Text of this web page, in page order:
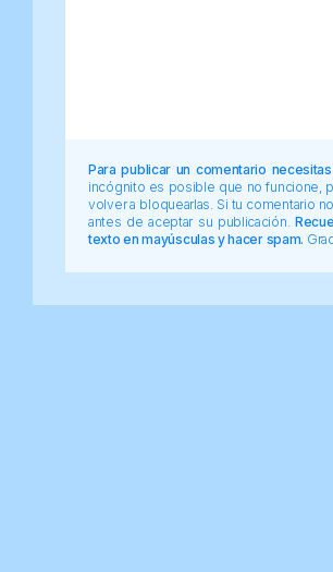
Para publicar un comentario
incógnito es posible que no funcione,
volver a bloquearlas. Si tu comentario
antes de aceptar su publicación.
texto en mayúsculas y hacer spam.